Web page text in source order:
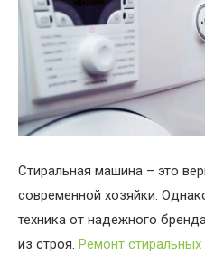
Стиральная машина – это
современной хозяйки.
техника от надежного
из строя. Ремонт